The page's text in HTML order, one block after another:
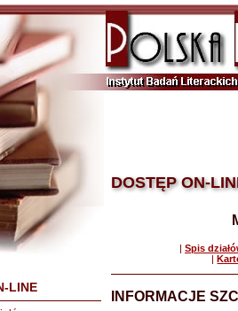
LINE
DOSTĘP ON-
| Spis
|
INFORMACJE